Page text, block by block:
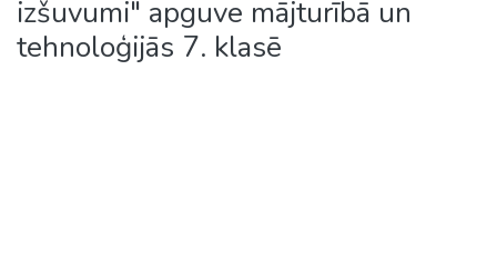
izšuvumi" apguve mājturībā un
tehnoloģijās 7. klasē